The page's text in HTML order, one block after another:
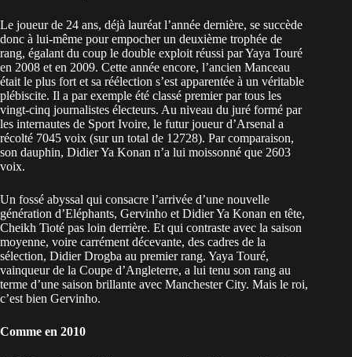
Le joueur de 24 ans, déjà lauréat l’année dernière, se succède
donc à lui-même pour empocher un deuxième trophée de
rang, égalant du coup le double exploit réussi par Yaya Touré
en 2008 et en 2009. Cette année encore, l’ancien Manceau
était le plus fort et sa réélection s’est apparentée à un véritable
plébiscite. Il a par exemple été classé premier par tous les
vingt-cinq journalistes électeurs. Au niveau du juré formé par
les internautes de Sport Ivoire, le futur joueur d’Arsenal a
récolté 7045 voix (sur un total de 12728). Par comparaison,
son dauphin, Didier Ya Konan n’a lui moissonné que 2603
voix.
Un fossé abyssal qui consacre l’arrivée d’une nouvelle
génération d’Eléphants, Gervinho et Didier Ya Konan en tête,
Cheikh Tioté pas loin derrière. Et qui contraste avec la saison
moyenne, voire carrément décevante, des cadres de la
sélection, Didier Drogba au premier rang. Yaya Touré,
vainqueur de la Coupe d’Angleterre, a lui tenu son rang au
terme d’une saison brillante avec Manchester City. Mais le roi,
c’est bien Gervinho.
Comme en 2010